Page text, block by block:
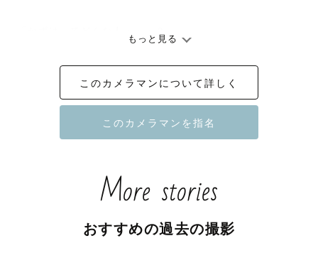
･.｡ ｡:* .･ﾟ.ﾟ･. ｡:* .･ﾟ.ﾟ･.  ｡:* .･ﾟ.ﾟ･.  ｡:* .･ﾟ.ﾟ･.
｡:* .･ﾟ.ﾟ･.  ｡:* .･ﾟ.ﾟ･.
関西ラブグラファーのかずはです🌿
もっと見る
このカメラマンについて詳しく
More stories
おすすめの過去の撮影